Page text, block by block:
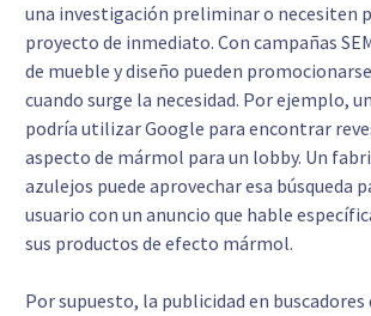
una investigación preliminar o necesiten
proyecto de inmediato. Con campañas
de mueble y diseño pueden
cuando surge la necesidad. Por ejemplo,
podría utilizar Google para encontrar
aspecto de mármol para un lobby. Un
azulejos puede aprovechar esa búsqueda
usuario con un anuncio que hable
sus productos de efecto mármol.
Por supuesto, la publicidad en buscadores